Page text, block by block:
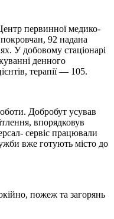
первинної медико-
92 надана
У добовому стаціонарі
денного
терапії — 105.
Добробут усував
впорядковув
сервіс працювали
вже готують місто до
пожеж та загорянь